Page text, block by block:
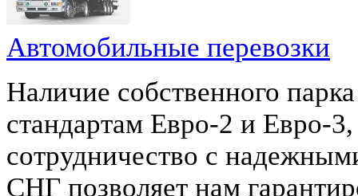
Автомобильные перевозки
Наличие собственного
стандартам Евро-2 и Евро-
сотрудничество с
СНГ позволяет нам